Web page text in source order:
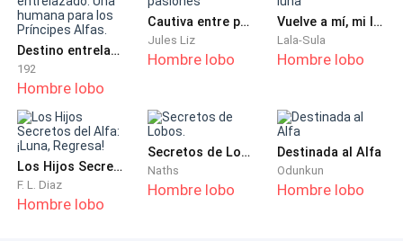
Sería Camarera en un hotel; no iba a desempeñarse en
lo que ella había estudiado, pero trabajo era trabajo, y
la paga era muy buena, lo único que lamentaba era la
enorme distancia.
Ella no quería alejarse tanto de su madre pero no
tenia mas opciones, era irse y ayudarla o quedarse y
ver como moría por falta de la operación.
Destino entrelazado: Una humana para los Príncipes Alfas.
192
Hombre lobo
Cautiva entre pasiones
Jules Liz
Hombre lobo
Vuelve a mí, mi luna
Lala-Sula
Hombre lobo
Los Hijos Secretos del Alfa: ¡Luna, Regresa!
F. L. Diaz
Hombre lobo
Secretos de Lobos.
Naths
Hombre lobo
Destinada al Alfa
Odunkun
Hombre lobo